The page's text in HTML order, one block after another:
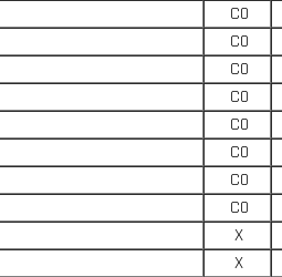
C0
C0
C0
C0
C0
C0
C0
C0
X
X